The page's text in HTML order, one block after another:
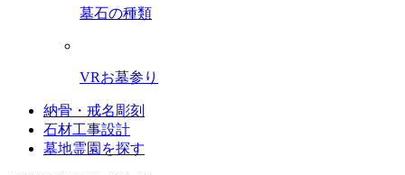
墓石の種類
VRお墓参り
納骨・戒名彫刻
石材工事設計
墓地霊園を探す